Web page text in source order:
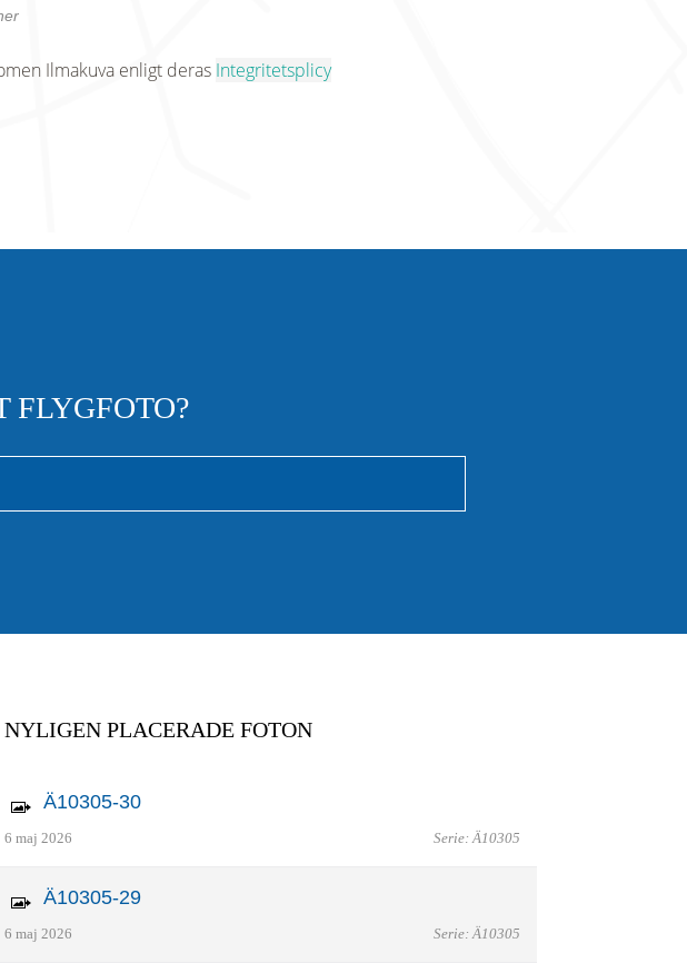
Ilmakuva enligt deras Integritetsplicy
FLYGFOTO?
NYLIGEN PLACERADE FOTON
Ä10305-30
6 maj 2026 Serie: Ä10305
Ä10305-29
6 maj 2026 Serie: Ä10305